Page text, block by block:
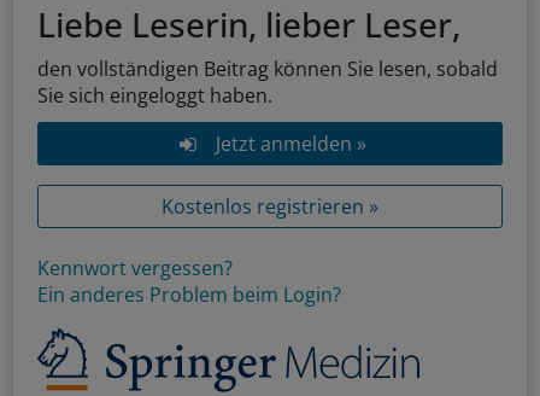
Liebe Leserin, lieber Leser,
den vollständigen Beitrag können Sie lesen, sobald
Sie sich eingeloggt haben.
Jetzt anmelden »
Kostenlos registrieren »
Kennwort vergessen?
Ein anderes Problem beim Login?